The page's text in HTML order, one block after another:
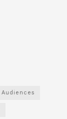
Audiences